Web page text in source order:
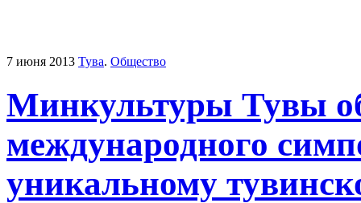
7 июня 2013 Тува. Общество
Минкультуры Тувы
международного
уникальному